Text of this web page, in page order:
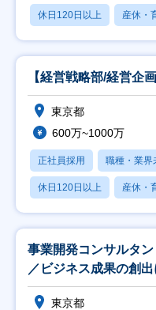
休日120日以上 産休・
【経営戦略部/経営企画
東京都
600万~1000万
正社員採用 職種・業界
休日120日以上 産休・
事業開発コンサルタ
／ビジネス成果の創出
東京都